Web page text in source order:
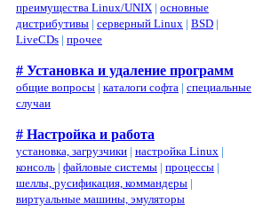
преимущества Linux/UNIX | основные
дистрибутивы | серверный Linux | BSD |
LiveCDs | прочее
# Установка и удаление программ
общие вопросы | каталоги софта | специальные
случаи
# Настройка и работа
установка, загрузчики | настройка Linux |
консоль | файловые системы | процессы |
шеллы, русификация, коммандеры |
виртуальные машины, эмуляторы